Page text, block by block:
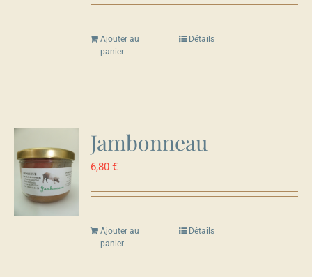
Ajouter au
panier
Détails
Jambonneau
6,80€
Ajouter au
panier
Détails